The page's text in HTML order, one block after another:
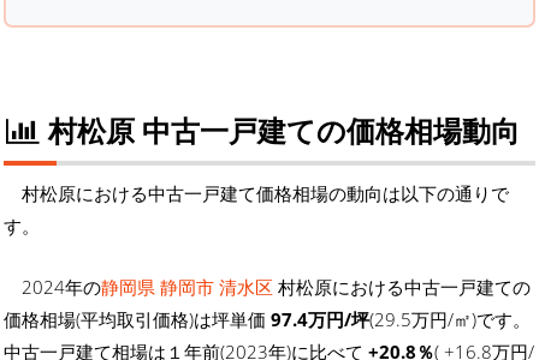
村松原 中古一戸建ての価格相場動向
村松原における中古一戸建て価格相場の動向は以下の通りで
す。
2024年の静岡県 静岡市 清水区 村松原における中古一戸建ての
価格相場(平均取引価格)は坪単価 97.4万円/坪(29.5万円/㎡)です。
中古一戸建て相場は１年前(2023年)に比べて +20.8％( +16.8万円/